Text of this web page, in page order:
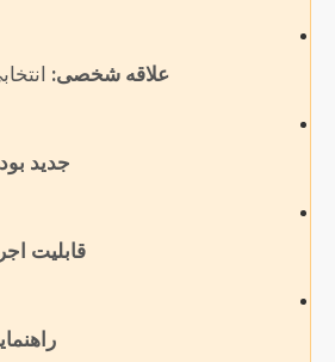
علاقه شخصی:
جدید
قابلیت